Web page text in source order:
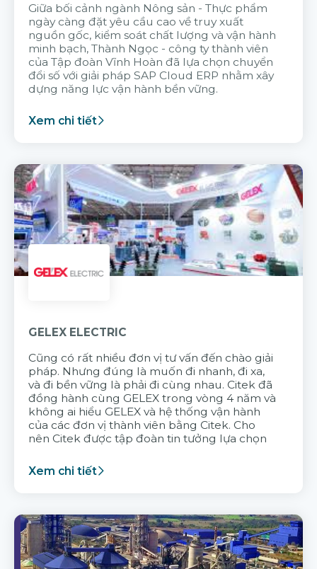
Giữa bối cảnh ngành Nông sản - Thực phẩm
ngày càng đặt yêu cầu cao về truy xuất
nguồn gốc, kiểm soát chất lượng và vận hành
minh bạch, Thành Ngọc - công ty thành viên
của Tập đoàn Vĩnh Hoàn đã lựa chọn chuyển
đổi số với giải pháp SAP Cloud ERP nhằm xây
dựng năng lực vận hành bền vững.
Xem chi tiết
GELEX ELECTRIC
Cũng có rất nhiều đơn vị tư vấn đến chào giải
pháp. Nhưng đúng là muốn đi nhanh, đi xa,
và đi bền vững là phải đi cùng nhau. Citek đã
đồng hành cùng GELEX trong vòng 4 năm và
không ai hiểu GELEX và hệ thống vận hành
của các đơn vị thành viên bằng Citek. Cho
nên Citek được tập đoàn tin tưởng lựa chọn
Xem chi tiết